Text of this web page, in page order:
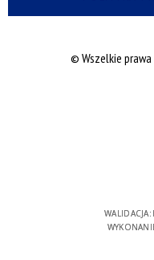
© Wszelkie prawa
WALIDACJA: